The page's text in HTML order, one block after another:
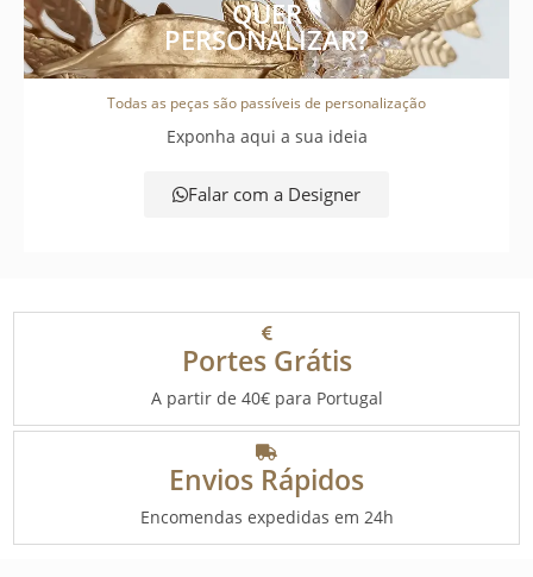
QUER
PERSONALIZAR?
Todas as peças são passíveis de personalização
Exponha aqui a sua ideia
Falar com a Designer
Portes Grátis
A partir de 40€ para Portugal
Envios Rápidos
Encomendas expedidas em 24h